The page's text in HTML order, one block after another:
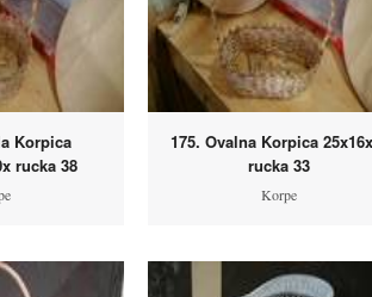
Korpica
rucka 38
175. Ovalna Korpica
rucka 33
Korpe